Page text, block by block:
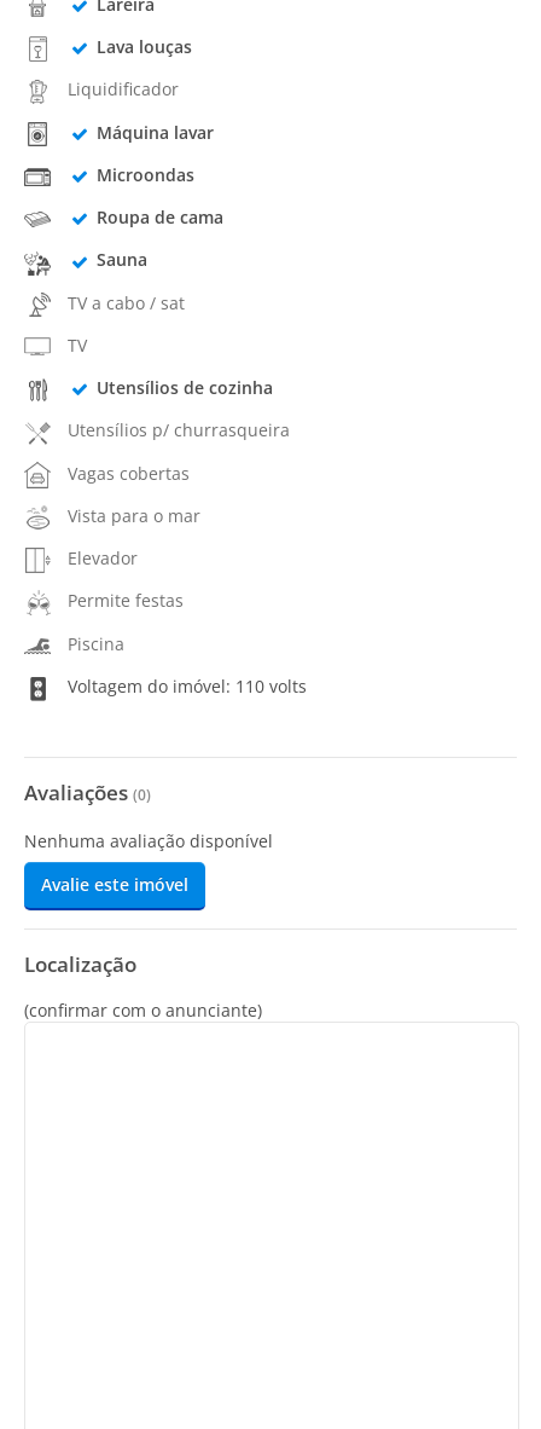
Lava louças
Liquidificador
Máquina lavar
Microondas
Roupa de cama
Sauna
TV a cabo / sat
TV
Utensílios de cozinha
Utensílios p/ churrasqueira
Vagas cobertas
Vista para o mar
Elevador
Permite festas
Piscina
Voltagem do imóvel: 110 volts
Avaliações (0)
Nenhuma avaliação disponível
Avalie este imóvel
Localização
(confirmar com o anunciante)